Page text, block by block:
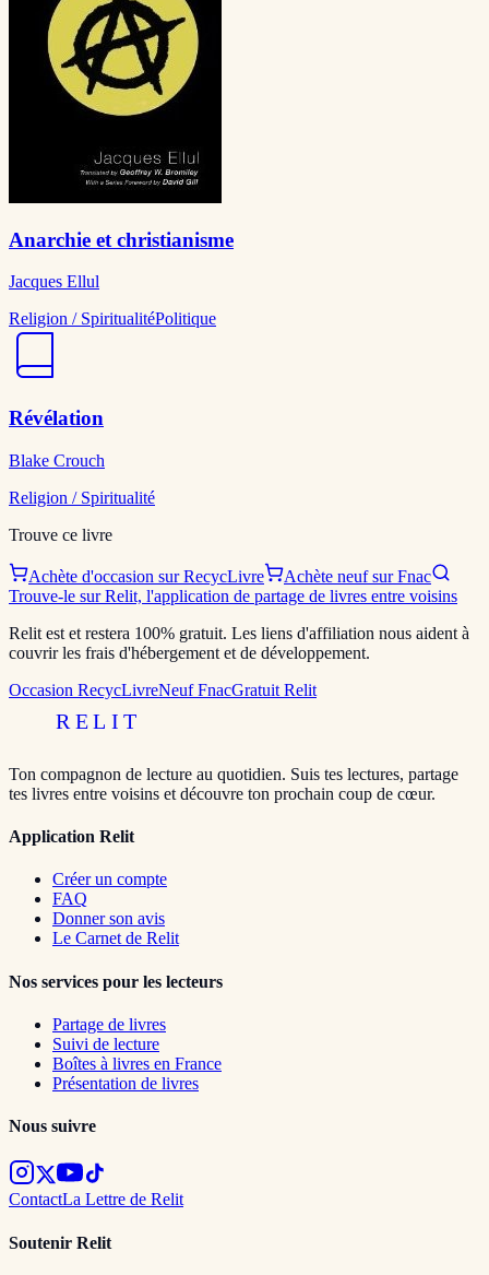
Anarchie et christianisme
Jacques Ellul
Religion / SpiritualitéPolitique
Révélation
Blake Crouch
Religion / Spiritualité
Trouve ce livre
Achète d'occasion sur RecycLivre
Achète neuf sur Fnac
Trouve-le sur Relit, l'application de partage de livres entre voisins
Relit est et restera 100% gratuit. Les liens d'affiliation nous aident à
couvrir les frais d'hébergement et de développement.
Occasion RecycLivreNeuf FnacGratuit Relit
RELIT
Ton compagnon de lecture au quotidien. Suis tes lectures, partage
tes livres entre voisins et découvre ton prochain coup de cœur.
Application Relit
Créer un compte
FAQ
Donner son avis
Le Carnet de Relit
Nos services pour les lecteurs
Partage de livres
Suivi de lecture
Boîtes à livres en France
Présentation de livres
Nous suivre
ContactLa Lettre de Relit
Soutenir Relit